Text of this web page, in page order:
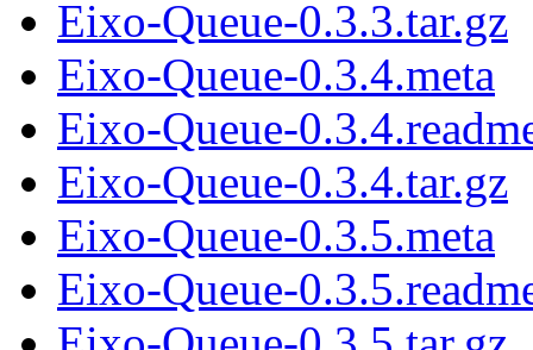
Eixo-Queue-0.3.3.tar.gz
Eixo-Queue-0.3.4.meta
Eixo-Queue-
Eixo-Queue-0.3.4.tar.gz
Eixo-Queue-0.3.5.meta
Eixo-Queue-